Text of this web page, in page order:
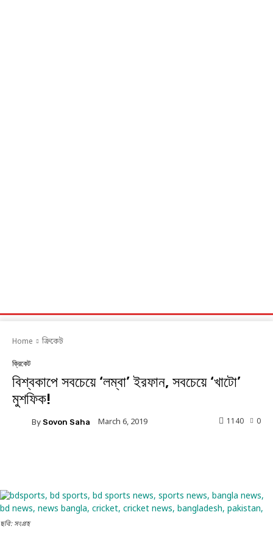
Home ক্রিকেট
ক্রিকেট
বিশ্বকাপে সবচেয়ে ‘লম্বা’ ইরফান, সবচেয়ে ‘খাটো’
মুশফিক!
By Sovon Saha March 6, 2019 0
1140
ছবি: সংগ্রহ